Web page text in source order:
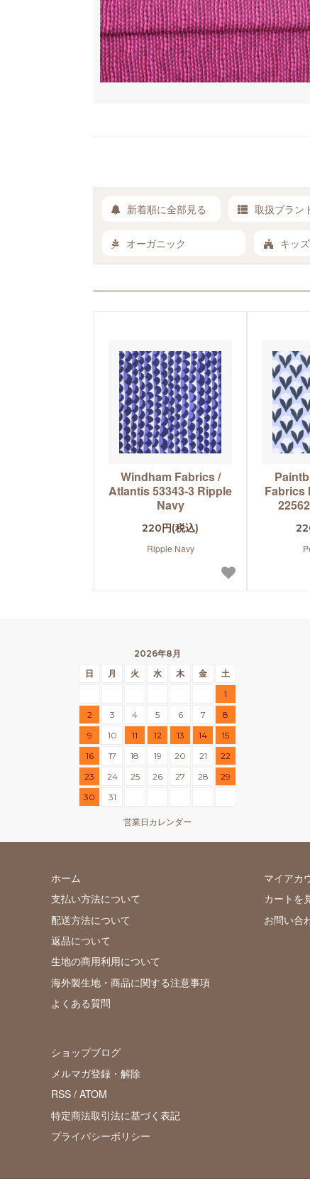
新着順に全部見る 取扱ブラン
オーガニック キッ
Windham Fabrics /
Atlantis 53343-3 Ripple
Navy
220円(税込)
Ripple Navy
Fabrics
2026年8月
日
月 火 水 木 金
土
1
2
3 4 5 6 7
8
9
10 11 12 13 14
15
16
17 18 19 20 21
22
23
24 25 26 27 28
29
30
31
営業日カレンダー
ホーム
支払い方法について
配送方法について
返品について
生地の商用利用について
海外製生地・商品に関する注意事項
よくある質問
マイアカ
カートを
お問い合
ショップブログ
メルマガ登録・解除
RSS / ATOM
特定商法取引法に基づく表記
プライバシーポリシー